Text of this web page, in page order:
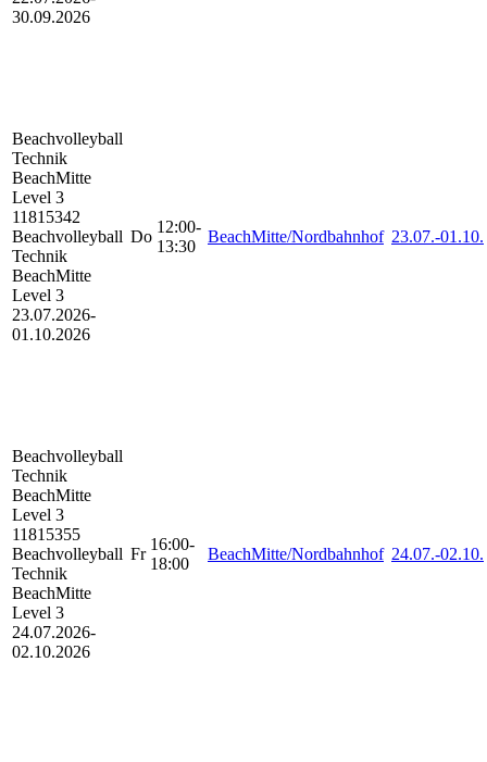
30.09.2026
Beachvolleyball
Technik
BeachMitte
Level 3
11815342
Beachvolleyball
Technik
BeachMitte
Level 3
23.07.2026-
01.10.2026
Do
12:00-
13:30
BeachMitte/Nordbahnhof 23.07.-01.10.
Beachvolleyball
Technik
BeachMitte
Level 3
11815355
Beachvolleyball
Technik
BeachMitte
Level 3
24.07.2026-
02.10.2026
Fr
16:00-
18:00
BeachMitte/Nordbahnhof 24.07.-02.10.